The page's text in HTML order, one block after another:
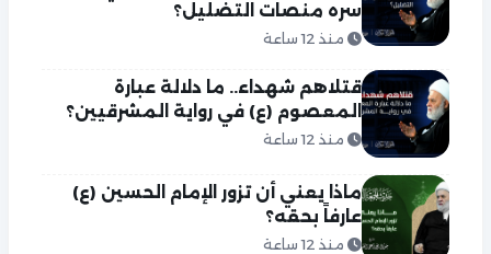
سره منصات التضليل؟
منذ 12 ساعة
قتلاهم شهداء.. ما دلالة عبارة
المعصوم (ع) في رواية المشرقيين؟
منذ 12 ساعة
ماذا يعني أن تزور الإمام الحسين (ع)
عارفاً بحقه؟
منذ 12 ساعة